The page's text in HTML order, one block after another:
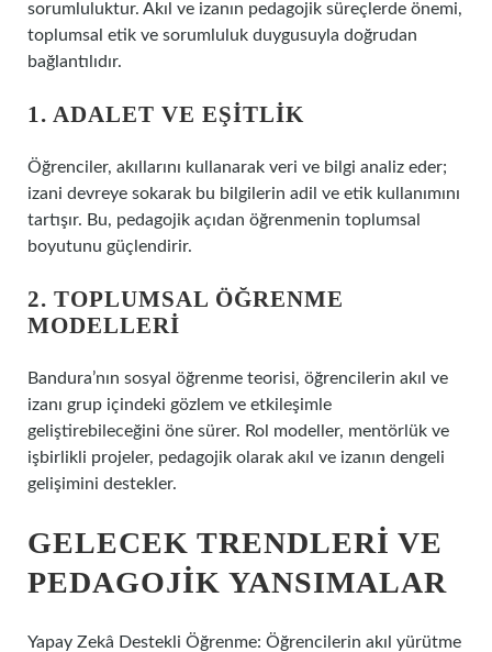
sorumluluktur. Akıl ve izanın pedagojik süreçlerde önemi,
toplumsal etik ve sorumluluk duygusuyla doğrudan
bağlantılıdır.
1. ADALET VE EŞITLIK
Öğrenciler, akıllarını kullanarak veri ve bilgi analiz eder;
izani devreye sokarak bu bilgilerin adil ve etik kullanımını
tartışır. Bu, pedagojik açıdan öğrenmenin toplumsal
boyutunu güçlendirir.
2. TOPLUMSAL ÖĞRENME
MODELLERI
Bandura’nın sosyal öğrenme teorisi, öğrencilerin akıl ve
izanı grup içindeki gözlem ve etkileşimle
geliştirebileceğini öne sürer. Rol modeller, mentörlük ve
işbirlikli projeler, pedagojik olarak akıl ve izanın dengeli
gelişimini destekler.
GELECEK TRENDLERI VE
PEDAGOJIK YANSIMALAR
Yapay Zekâ Destekli Öğrenme: Öğrencilerin akıl yürütme